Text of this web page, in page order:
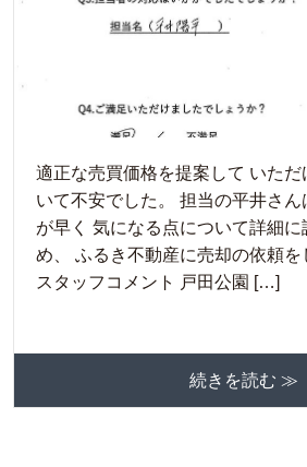
適正な売買価格を提案して いた
いて不安でした。 担当の平井さん
が早く 気になる点について詳細に
め、 ふるき不動産に売却の依頼
スタッフコメント 戸田公園 […]
続きを読む ≫